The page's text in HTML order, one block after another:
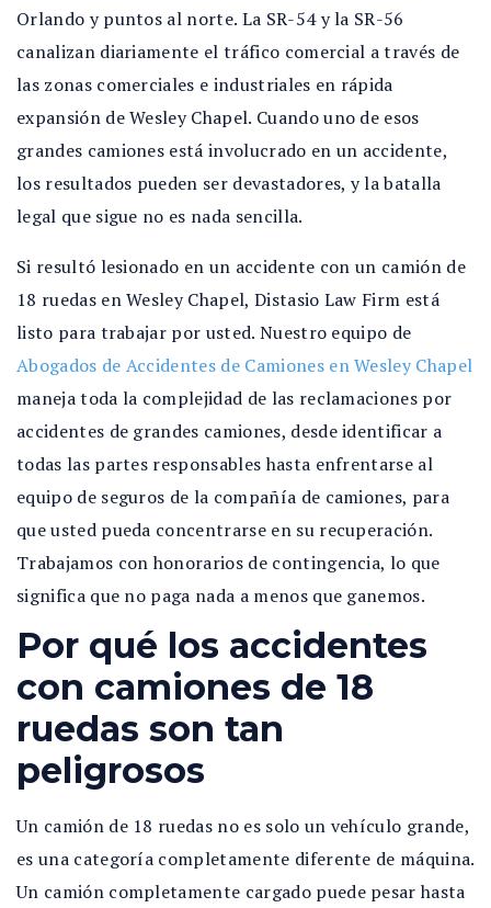
Orlando y puntos al norte. La SR-54 y la SR-56
canalizan diariamente el tráfico comercial a través de
las zonas comerciales e industriales en rápida
expansión de Wesley Chapel. Cuando uno de esos
grandes camiones está involucrado en un accidente,
los resultados pueden ser devastadores, y la batalla
legal que sigue no es nada sencilla.
Si resultó lesionado en un accidente con un camión de
18 ruedas en Wesley Chapel, Distasio Law Firm está
listo para trabajar por usted. Nuestro equipo de
Abogados de Accidentes de Camiones en Wesley Chapel
maneja toda la complejidad de las reclamaciones por
accidentes de grandes camiones, desde identificar a
todas las partes responsables hasta enfrentarse al
equipo de seguros de la compañía de camiones, para
que usted pueda concentrarse en su recuperación.
Trabajamos con honorarios de contingencia, lo que
significa que no paga nada a menos que ganemos.
Por qué los accidentes
con camiones de 18
ruedas son tan
peligrosos
Un camión de 18 ruedas no es solo un vehículo grande,
es una categoría completamente diferente de máquina.
Un camión completamente cargado puede pesar hasta